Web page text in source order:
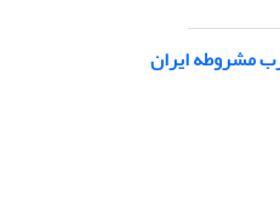
مشروطه ایران